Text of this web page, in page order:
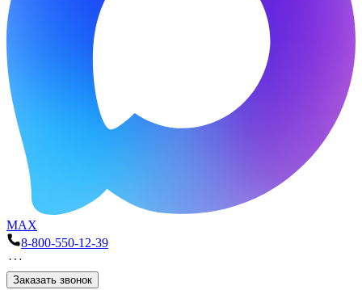
MAX
8-800-550-12-39
Заказать звонок